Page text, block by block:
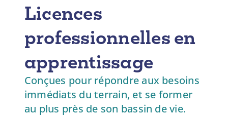
Licences
professionnelles en
apprentissage
Conçues pour répondre aux besoins
immédiats du terrain, et se former
au plus près de son bassin de vie.